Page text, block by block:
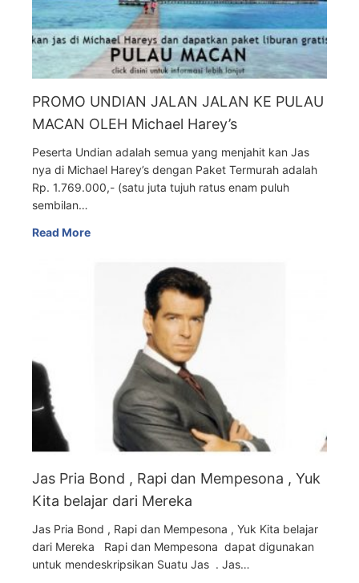
PROMO UNDIAN JALAN JALAN KE PULAU
MACAN OLEH Michael Harey’s
Peserta Undian adalah semua yang menjahit kan Jas
nya di Michael Harey’s dengan Paket Termurah adalah
Rp. 1.769.000,- (satu juta tujuh ratus enam puluh
sembilan…
Read More
Jas Pria Bond , Rapi dan Mempesona , Yuk
Kita belajar dari Mereka
Jas Pria Bond , Rapi dan Mempesona , Yuk Kita belajar
dari Mereka Rapi dan Mempesona dapat digunakan
untuk mendeskripsikan Suatu Jas . Jas…